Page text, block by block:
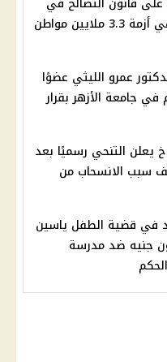
مخالفات البناء تنهي أزمة 3.3 ملايين مواطن
عمرو الليثي عضوًا
في جامعة الأزهر بقرار
يعلن التنحي رسميًا بعد
سبب الانسحاب من
في قضية الطفل ياسين
100 مليون جنيه ضد مدرسة